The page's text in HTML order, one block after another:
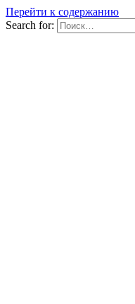
Перейти к содержанию
Search for: